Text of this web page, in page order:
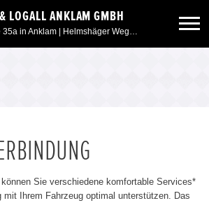
LOGALL ANKLAM GMBH
Spantekower Landstraße 35a in Anklam | Helmshäger Weg 6 in Weitenhagen/Greifswald
Sie verschiedene komfortable Services*
mit Ihrem Fahrzeug optimal unterstützen. Das